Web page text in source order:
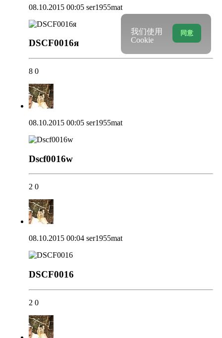
08.10.2015 00:05 ser1955mat
DSCF0016я
8 0
08.10.2015 00:05 ser1955mat
Dscf0016w
2 0
08.10.2015 00:04 ser1955mat
DSCF0016
2 0
同意
我们使用
Cookie